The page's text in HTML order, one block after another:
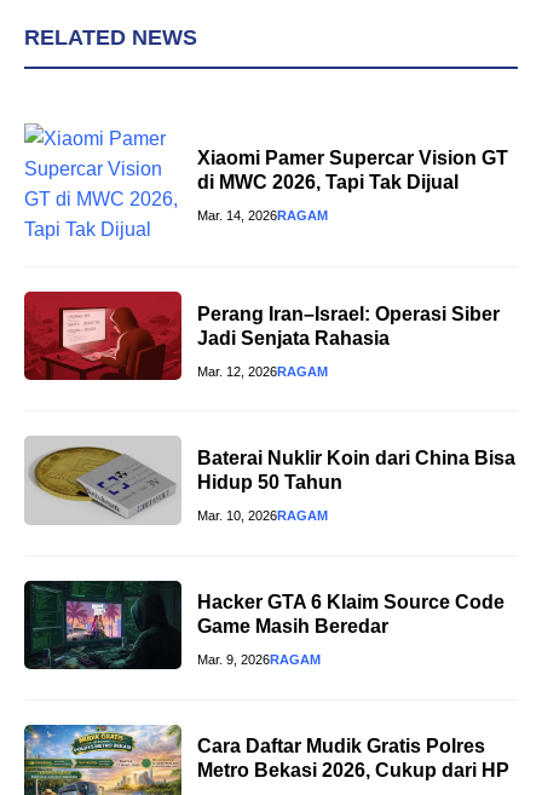
RELATED NEWS
Xiaomi Pamer Supercar Vision GT
di MWC 2026, Tapi Tak Dijual
Mar. 14, 2026RAGAM
Perang Iran–Israel: Operasi Siber
Jadi Senjata Rahasia
Mar. 12, 2026RAGAM
Baterai Nuklir Koin dari China Bisa
Hidup 50 Tahun
Mar. 10, 2026RAGAM
Hacker GTA 6 Klaim Source Code
Game Masih Beredar
Mar. 9, 2026RAGAM
Cara Daftar Mudik Gratis Polres
Metro Bekasi 2026, Cukup dari HP